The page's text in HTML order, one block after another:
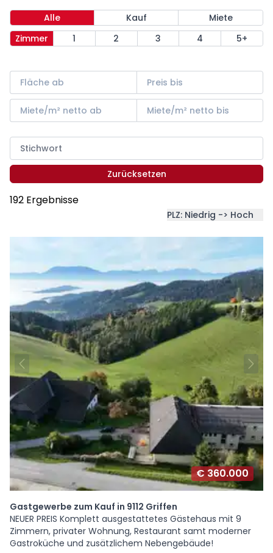
Alle Kauf
Miete
Zimmer
1 2 3 4 5+
Zurücksetzen
192 Ergebnisse
PLZ: Niedrig -> Hoch
€ 360.000
Gastgewerbe zum Kauf in 9112 Griffen
NEUER PREIS Komplett ausgestattetes Gästehaus mit 9
Zimmern, privater Wohnung, Restaurant samt moderner
Gastroküche und zusätzlichem Nebengebäude!